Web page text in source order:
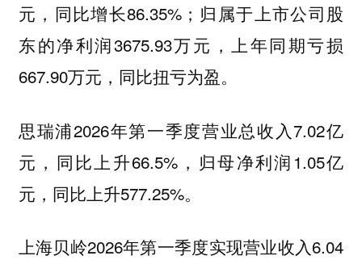
元，同比增长86.35%；归属于上市公司股
东的净利润3675.93万元，上年同期亏损
667.90万元，同比扭亏为盈。
思瑞浦2026年第一季度营业总收入7.02亿
元，同比上升66.5%，归母净利润1.05亿
元，同比上升577.25%。
上海贝岭2026年第一季度实现营业收入6.04